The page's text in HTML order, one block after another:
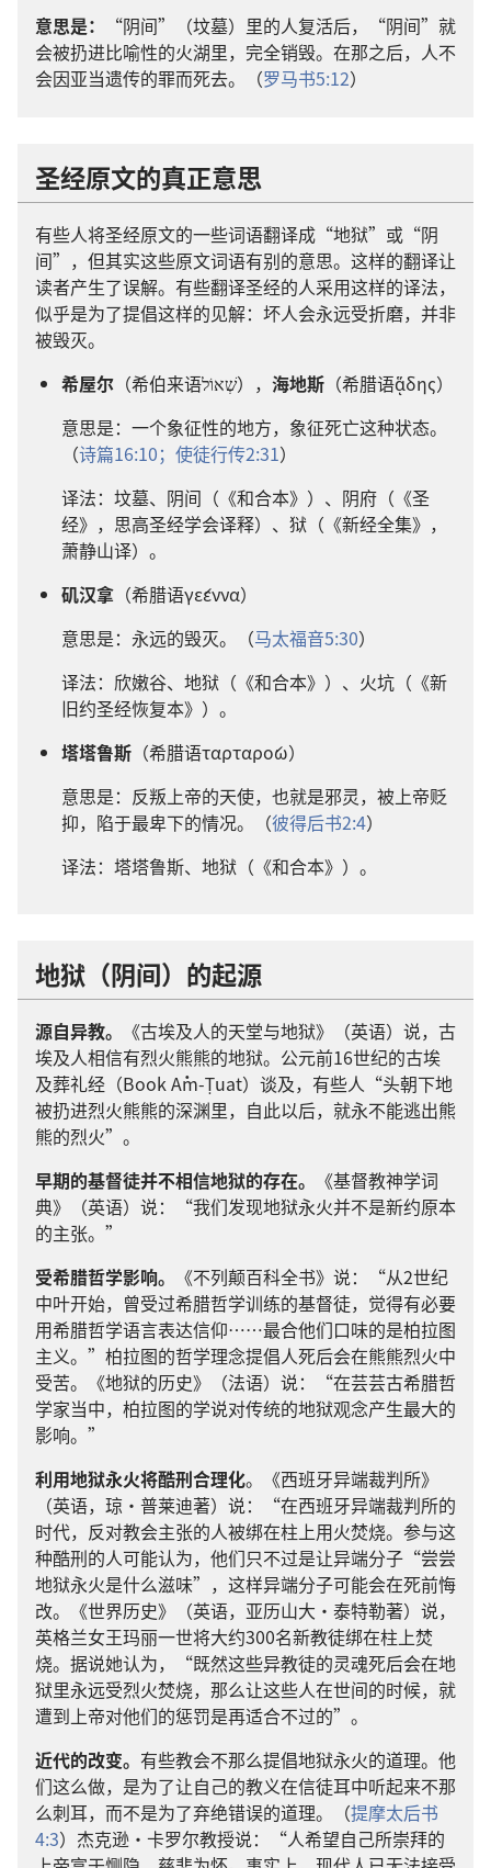
意思是：
“阴间”（坟墓）里的人复活后，“阴间”就
会被扔进比喻性的火湖里，完全销毁。在那之后，人不
会因亚当遗传的罪而死去。（罗马书5:12）
圣经原文的真正意思
有些人将圣经原文的一些词语翻译成“地狱”或“阴
间”，但其实这些原文词语有别的意思。这样的翻译让
读者产生了误解。有些翻译圣经的人采用这样的译法，
似乎是为了提倡这样的见解：坏人会永远受折磨，并非
被毁灭。
希屋尔
（希伯来语שְׁאוֹל）， 海地斯 （希腊语ᾅδης）
意思是：一个象征性的地方，象征死亡这种状态。
（诗篇16:10； 使徒行传2:31）
译法：坟墓、阴间（《和合本》）、阴府（《圣
经》，思高圣经学会译释）、狱（《新经全集》，
萧静山译）。
矶汉拿 （希腊语γέεννα）
意思是：永远的毁灭。（马太福音5:30）
译法：欣嫩谷、地狱（《和合本》）、火坑（《新
旧约圣经恢复本》）。
塔塔鲁斯 （希腊语ταρταρόω）
意思是：反叛上帝的天使，也就是邪灵，被上帝贬
抑，陷于最卑下的情况。（彼得后书2:4）
译法：塔塔鲁斯、地狱（《和合本》）。
地狱（阴间）的起源
源自异教。
《古埃及人的天堂与地狱》（英语）说，古
埃及人相信有烈火熊熊的地狱。公元前16世纪的古埃
及葬礼经（Book Ȧm-Ṭuat）谈及，有些人“头朝下地
被扔进烈火熊熊的深渊里，自此以后，就永不能逃出熊
熊的烈火”。
早期的基督徒并不相信地狱的存在。
《基督教神学词
典》（英语）说：“我们发现地狱永火并不是新约原本
的主张。”
受希腊哲学影响。
《不列颠百科全书》说：“从2世纪
中叶开始，曾受过希腊哲学训练的基督徒，觉得有必要
用希腊哲学语言表达信仰……最合他们口味的是柏拉图
主义。”柏拉图的哲学理念提倡人死后会在熊熊烈火中
受苦。《地狱的历史》（法语）说：“在芸芸古希腊哲
学家当中，柏拉图的学说对传统的地狱观念产生最大的
影响。”
利用地狱永火将酷刑合理化。《西班牙异端裁判所》
（英语，琼·普莱迪著）说：“在西班牙异端裁判所的
时代，反对教会主张的人被绑在柱上用火焚烧。参与这
种酷刑的人可能认为，他们只不过是让异端分子“尝尝
地狱永火是什么滋味”，这样异端分子可能会在死前悔
改。《世界历史》（英语，亚历山大·泰特勒著）说，
英格兰女王玛丽一世将大约300名新教徒绑在柱上焚
烧。据说她认为，“既然这些异教徒的灵魂死后会在地
狱里永远受烈火焚烧，那么让这些人在世间的时候，就
遭到上帝对他们的惩罚是再适合不过的”。
近代的改变。 有些教会不那么提倡地狱永火的道理。他
们这么做，是为了让自己的教义在信徒耳中听起来不那
么刺耳，而不是为了弃绝错误的道理。（提摩太后书
4:3）杰克逊·卡罗尔教授说：“人希望自己所崇拜的